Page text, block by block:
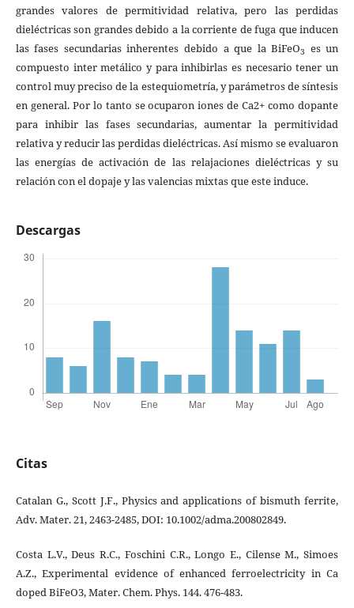
grandes valores de permitividad relativa, pero las perdidas
dieléctricas son grandes debido a la corriente de fuga que inducen
las fases secundarias inherentes debido a que la BiFeO3
es un
compuesto inter metálico y para inhibirlas es necesario tener un
control muy preciso de la estequiometría, y parámetros de síntesis
en general. Por lo tanto se ocuparon iones de Ca2+ como dopante
para inhibir las fases secundarias, aumentar la permitividad
relativa y reducir las perdidas dieléctricas. Así mismo se evaluaron
las energías de activación de las relajaciones dieléctricas y su
relación con el dopaje y las valencias mixtas que este induce.
Descargas
Citas
Catalan G., Scott J.F., Physics and applications of bismuth ferrite,
Adv. Mater. 21, 2463-2485, DOI: 10.1002/adma.200802849.
Costa L.V., Deus R.C., Foschini C.R., Longo E., Cilense M., Simoes
A.Z., Experimental evidence of enhanced ferroelectricity in Ca
doped BiFeO3, Mater. Chem. Phys. 144. 476-483.